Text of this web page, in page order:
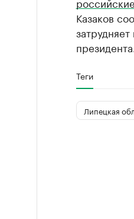
Казаков
президента.
Теги
Липецкая